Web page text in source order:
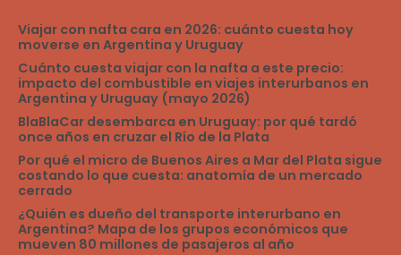
Viajar con nafta cara en 2026: cuánto cuesta hoy
moverse en Argentina y Uruguay
Cuánto cuesta viajar con la nafta a este precio:
impacto del combustible en viajes interurbanos en
Argentina y Uruguay (mayo 2026)
BlaBlaCar desembarca en Uruguay: por qué tardó
once años en cruzar el Río de la Plata
Por qué el micro de Buenos Aires a Mar del Plata sigue
costando lo que cuesta: anatomía de un mercado
cerrado
¿Quién es dueño del transporte interurbano en
Argentina? Mapa de los grupos económicos que
mueven 80 millones de pasajeros al año